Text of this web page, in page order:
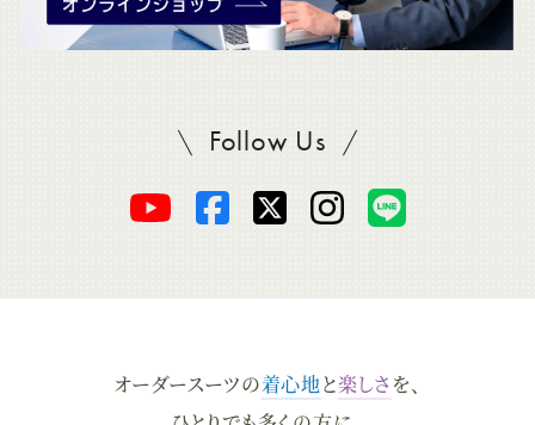
Follow UsSADAをフォロー
オ
ー
オ
ー
オ
ー
オ
ー
オーダースーツの着心地と楽しさ を、